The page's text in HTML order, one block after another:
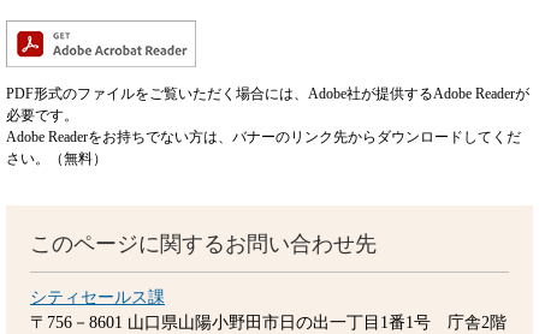
PDF形式のファイルをご覧いただく場合には、Adobe社が提供するAdobe Readerが
必要です。
Adobe Readerをお持ちでない方は、バナーのリンク先からダウンロードしてくだ
さい。（無料）
このページに関するお問い合わせ先
シティセールス課
〒756－8601 山口県山陽小野田市日の出一丁目1番1号 庁舎2階